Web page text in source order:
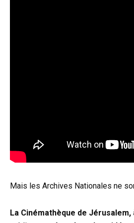
Mais les Archives Nationales ne
La Cinémathèque de